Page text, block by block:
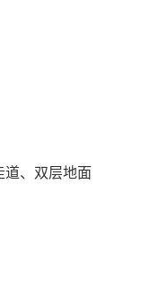
、双层地面